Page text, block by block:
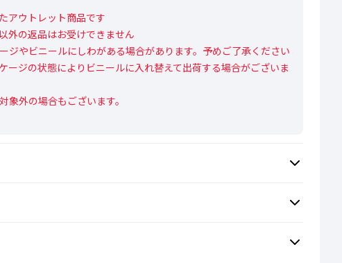
アウトレット商品です
外の返品はお受けできません
ジやビニールにしわがある場合があります。予めご了承ください
ージの状態によりビニールに入れ替えて出荷する場合がございま
外の場合もございます。